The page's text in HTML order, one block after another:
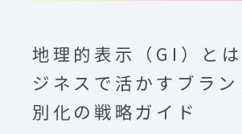
地理的表示（GI）と
ジネスで活かすブラ
別化の戦略ガイド